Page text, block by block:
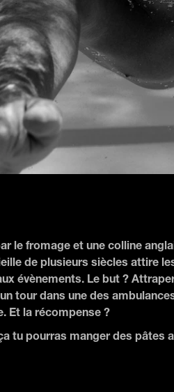
le fromage et une colline
de plusieurs siècles attire
évènements. Le but ?
tour dans une des
Et la récompense ?
tu pourras manger des pâtes